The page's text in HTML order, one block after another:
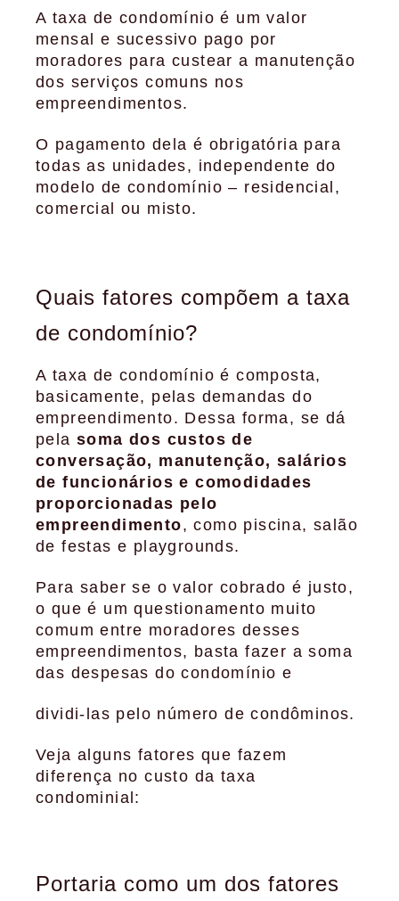
A taxa de condomínio é um valor
mensal e sucessivo pago por
moradores para custear a manutenção
dos serviços comuns nos
empreendimentos.
O pagamento dela é obrigatória para
todas as unidades, independente do
modelo de condomínio – residencial,
comercial ou misto.
Quais fatores compõem a taxa
de condomínio?
A taxa de condomínio é composta,
basicamente, pelas demandas do
empreendimento. Dessa forma, se dá
pela soma dos custos de
conversação, manutenção, salários
de funcionários e comodidades
proporcionadas pelo
empreendimento, como piscina, salão
de festas e playgrounds.
Para saber se o valor cobrado é justo,
o que é um questionamento muito
comum entre moradores desses
empreendimentos, basta fazer a soma
das despesas do condomínio e
dividi-las pelo número de condôminos.
Veja alguns fatores que fazem
diferença no custo da taxa
condominial:
Portaria como um dos fatores